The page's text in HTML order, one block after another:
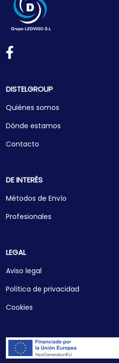
DISTELGROUP
Quiénes somos
Dónde estamos
Contacto
DE INTERÉS
Métodos de Envío
Profesionales
LEGAL
Aviso legal
Política de privacidad
Cookies